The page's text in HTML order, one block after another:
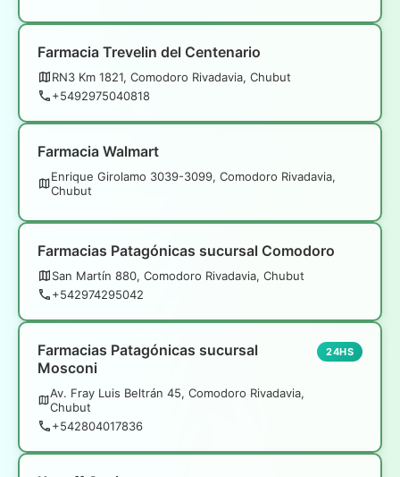
Farmacia Trevelin del Centenario
RN3 Km 1821, Comodoro Rivadavia, Chubut
+5492975040818
Farmacia Walmart
Enrique Girolamo 3039-3099, Comodoro Rivadavia,
Chubut
Farmacias Patagónicas sucursal Comodoro
San Martín 880, Comodoro Rivadavia, Chubut
+542974295042
Farmacias Patagónicas sucursal
Mosconi
Av. Fray Luis Beltrán 45, Comodoro Rivadavia,
Chubut
+542804017836
24HS